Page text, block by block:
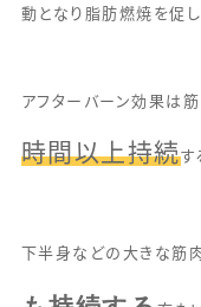
動となり脂肪燃焼を促し
アフターバーン効果は
時間以上持続す
下半身などの大きな筋